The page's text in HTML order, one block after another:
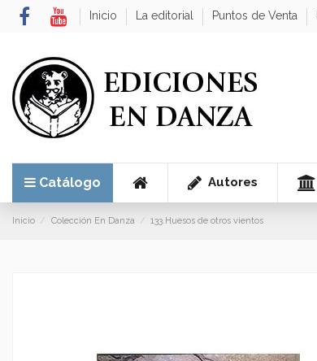
Inicio La editorial Puntos de Venta
Catálogo Autores
Inicio Colección En Danza 133.Huesos de otros vientos